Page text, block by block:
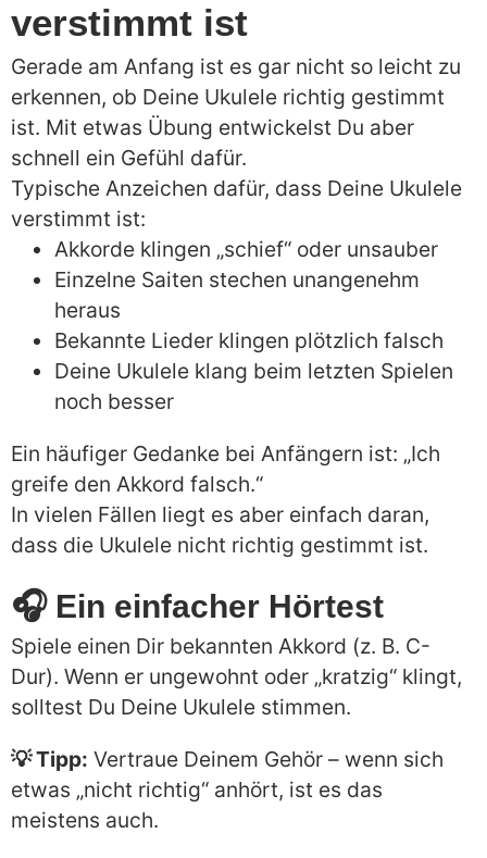
verstimmt ist
Gerade am Anfang ist es gar nicht so leicht zu
erkennen, ob Deine Ukulele richtig gestimmt
ist. Mit etwas Übung entwickelst Du aber
schnell ein Gefühl dafür.
Typische Anzeichen dafür, dass Deine Ukulele
verstimmt ist:
Akkorde klingen „schief“ oder unsauber
Einzelne Saiten stechen unangenehm
heraus
Bekannte Lieder klingen plötzlich falsch
Deine Ukulele klang beim letzten Spielen
noch besser
Ein häufiger Gedanke bei Anfängern ist: „Ich
greife den Akkord falsch.“
In vielen Fällen liegt es aber einfach daran,
dass die Ukulele nicht richtig gestimmt ist.
🎧 Ein einfacher Hörtest
Spiele einen Dir bekannten Akkord (z. B. C-
Dur). Wenn er ungewohnt oder „kratzig“ klingt,
solltest Du Deine Ukulele stimmen.
💡 Tipp: Vertraue Deinem Gehör – wenn sich
etwas „nicht richtig“ anhört, ist es das
meistens auch.